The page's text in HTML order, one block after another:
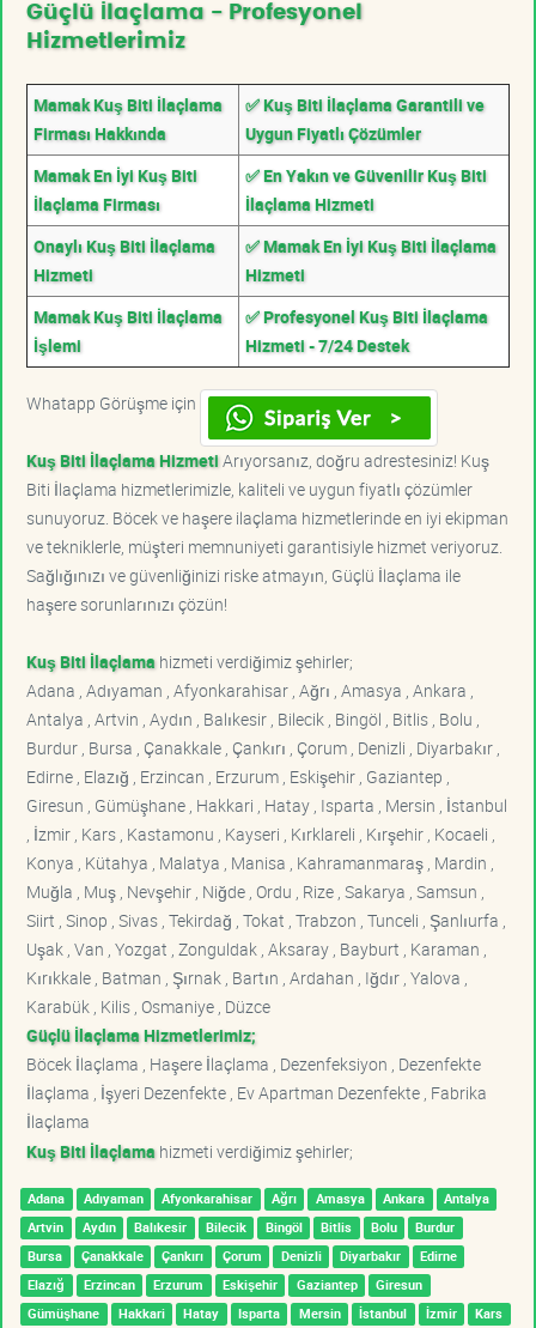
Güçlü İlaçlama - Profesyonel
Hizmetlerimiz
Mamak Kuş Biti İlaçlama
Firması Hakkında
✅ Kuş Biti İlaçlama Garantili ve
Uygun Fiyatlı Çözümler
Mamak En İyi Kuş Biti
İlaçlama Firması
✅ En Yakın ve Güvenilir Kuş Biti
İlaçlama Hizmeti
Onaylı Kuş Biti İlaçlama
Hizmeti
✅ Mamak En İyi Kuş Biti İlaçlama
Hizmeti
Mamak Kuş Biti İlaçlama
İşlemi
✅ Profesyonel Kuş Biti İlaçlama
Hizmeti - 7/24 Destek
Whatapp Görüşme için
Kuş Biti İlaçlama HizmetiArıyorsanız, doğru adrestesiniz! Kuş
Biti İlaçlama hizmetlerimizle, kaliteli ve uygun fiyatlı çözümler
sunuyoruz. Böcek ve haşere ilaçlama hizmetlerinde en iyi ekipman
ve tekniklerle, müşteri memnuniyeti garantisiyle hizmet veriyoruz.
Sağlığınızı ve güvenliğinizi riske atmayın, Güçlü İlaçlama ile
haşere sorunlarınızı çözün!
Kuş Biti İlaçlama hizmeti verdiğimiz şehirler;
Adana , Adıyaman , Afyonkarahisar , Ağrı , Amasya , Ankara ,
Antalya , Artvin , Aydın , Balıkesir , Bilecik , Bingöl , Bitlis , Bolu ,
Burdur , Bursa , Çanakkale , Çankırı , Çorum , Denizli , Diyarbakır ,
Edirne , Elazığ , Erzincan , Erzurum , Eskişehir , Gaziantep ,
Giresun , Gümüşhane , Hakkari , Hatay , Isparta , Mersin , İstanbul
, İzmir , Kars , Kastamonu , Kayseri , Kırklareli , Kırşehir , Kocaeli ,
Konya , Kütahya , Malatya , Manisa , Kahramanmaraş , Mardin ,
Muğla , Muş , Nevşehir , Niğde , Ordu , Rize , Sakarya , Samsun ,
Siirt , Sinop , Sivas , Tekirdağ , Tokat , Trabzon , Tunceli , Şanlıurfa ,
Uşak , Van , Yozgat , Zonguldak , Aksaray , Bayburt , Karaman ,
Kırıkkale , Batman , Şırnak , Bartın , Ardahan , Iğdır , Yalova ,
Karabük , Kilis , Osmaniye , Düzce
Güçlü İlaçlama Hizmetlerimiz;
Böcek İlaçlama , Haşere İlaçlama , Dezenfeksiyon , Dezenfekte
İlaçlama , İşyeri Dezenfekte , Ev Apartman Dezenfekte , Fabrika
İlaçlama
Kuş Biti İlaçlama hizmeti verdiğimiz şehirler;
Adana Adıyaman Afyonkarahisar Ağrı Amasya Ankara
Antalya
Artvin
Aydın Balıkesir Bilecik Bingöl Bitlis Bolu
Burdur
Bursa
Çanakkale Çankırı Çorum Denizli Diyarbakır
Edirne
Elazığ
Erzincan Erzurum Eskişehir Gaziantep
Giresun
Gümüşhane
Hakkari Hatay Isparta Mersin İstanbul İzmir Kars